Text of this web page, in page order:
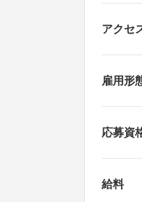
アクセ
雇用形
応募資
給料